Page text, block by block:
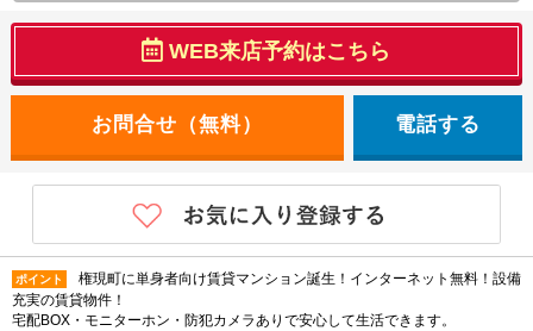
WEB来店予約はこちら
電話する
ポイント
権現町に単身者向け賃貸マンション誕生！インターネット無料！設備
充実の賃貸物件！
宅配BOX・モニターホン・防犯カメラありで安心して生活できます。